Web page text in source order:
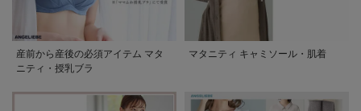
産前から産後の必須アイテム マタ
ニティ・授乳ブラ
マタニティ キャミソール・肌着